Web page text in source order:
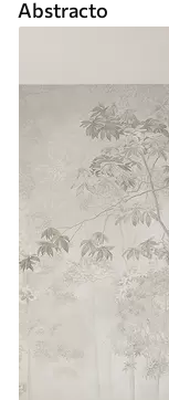
Abstracto